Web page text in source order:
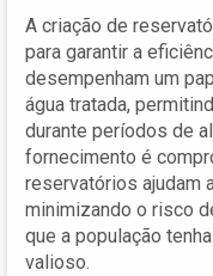
A criação de
para garantir a
desempenham um
água tratada,
durante períodos de
fornecimento é
reservatórios ajudam
minimizando o risco
que a população
valioso.